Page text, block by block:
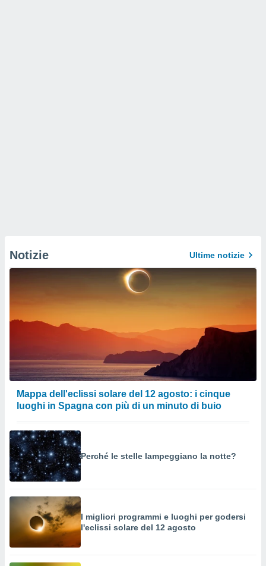
Notizie Ultime notizie
Mappa dell'eclissi solare del 12 agosto: i cinque
luoghi in Spagna con più di un minuto di buio
Perché le stelle lampeggiano la notte?
I migliori programmi e luoghi per godersi
l'eclissi solare del 12 agosto